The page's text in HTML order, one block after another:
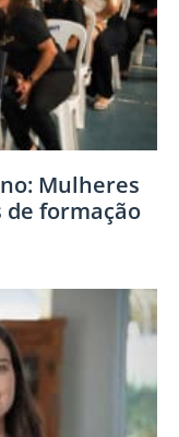
Mulheres
de formação